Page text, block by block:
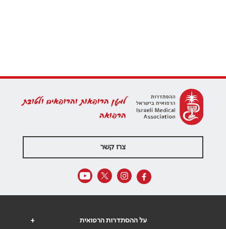
למען הרופאות והרופאים ולטובת
הרפואה
צרו קשר
+ על ההסתדרות הרפואית